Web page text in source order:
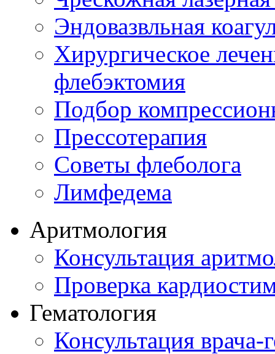
Эндовазвльная
Хирургическое
флебэктомия
Подбор
Прессотерапия
Советы флеболога
Лимфедема
Аритмология
Консультация
Проверка
Гематология
Консультация врача-